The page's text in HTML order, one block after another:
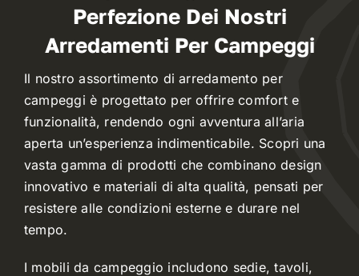
Contract
I Consigli dell’Esperto
Lavora con Noi
Contatti
Perfezione Dei Nostri
Arredamenti Per Campeggi
Il nostro assortimento di arredamento per
campeggi è progettato per offrire comfort e
funzionalità, rendendo ogni avventura all’aria
aperta un’esperienza indimenticabile. Scopri una
vasta gamma di prodotti che combinano design
innovativo e materiali di alta qualità, pensati per
resistere alle condizioni esterne e durare nel
tempo.
I mobili da campeggio includono sedie, tavoli,